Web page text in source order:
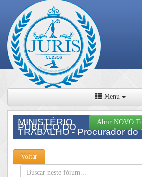
Menu
Abrir NOVO
MINISTÉRIO
PÚBLICO DO
TRABALHO - Procurador do
Voltar